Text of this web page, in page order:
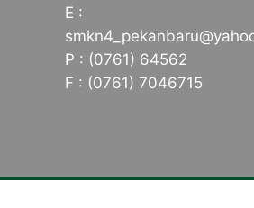
E :
P : (0761) 64562
F : (0761) 7046715